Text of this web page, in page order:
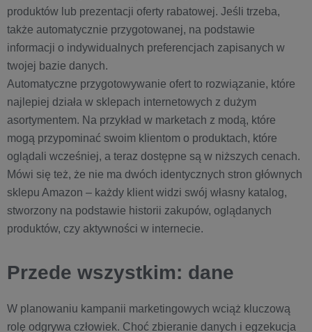
produktów lub prezentacji oferty rabatowej. Jeśli trzeba,
także automatycznie przygotowanej, na podstawie
informacji o indywidualnych preferencjach zapisanych w
twojej bazie danych.
Automatyczne przygotowywanie ofert to rozwiązanie, które
najlepiej działa w sklepach internetowych z dużym
asortymentem. Na przykład w marketach z modą, które
mogą przypominać swoim klientom o produktach, które
oglądali wcześniej, a teraz dostępne są w niższych cenach.
Mówi się też, że nie ma dwóch identycznych stron głównych
sklepu Amazon – każdy klient widzi swój własny katalog,
stworzony na podstawie historii zakupów, oglądanych
produktów, czy aktywności w internecie.
Przede wszystkim: dane
W planowaniu kampanii marketingowych wciąż kluczową
rolę odgrywa człowiek. Choć zbieranie danych i egzekucja